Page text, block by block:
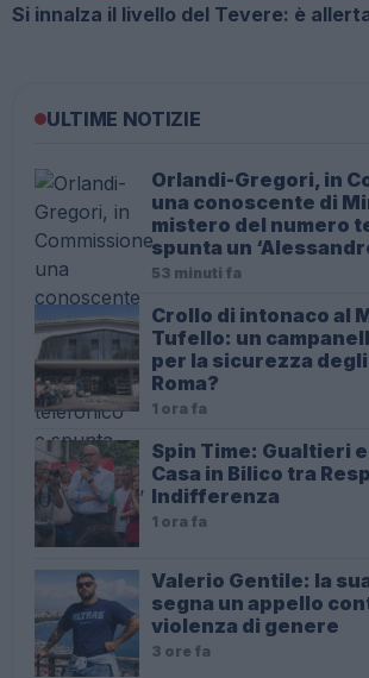
Si innalza il livello del Tevere: è
ULTIME NOTIZIE
Orlandi-Gregori, in
una conoscente di
mistero del numero
spunta un
53 minuti fa
Crollo di intonaco al
Tufello: un
per la sicurezza
Roma?
1 ora fa
Spin Time: Gualtieri
Casa in Bilico tra
Indifferenza
1 ora fa
Valerio Gentile: la
segna un appello
violenza di genere
3 ore fa